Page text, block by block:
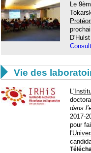
Le
 Vie des
L
dans
2017-
pour